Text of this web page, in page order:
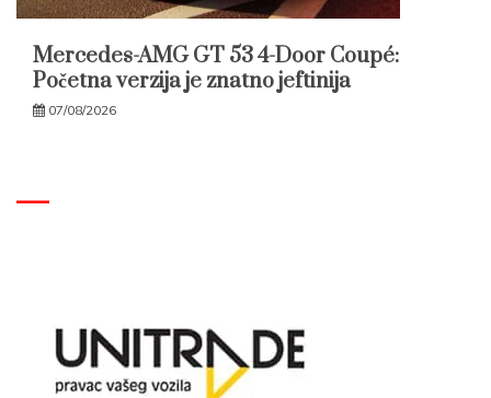
Mercedes-AMG GT 53 4-Door Coupé:
Početna verzija je znatno jeftinija
07/08/2026